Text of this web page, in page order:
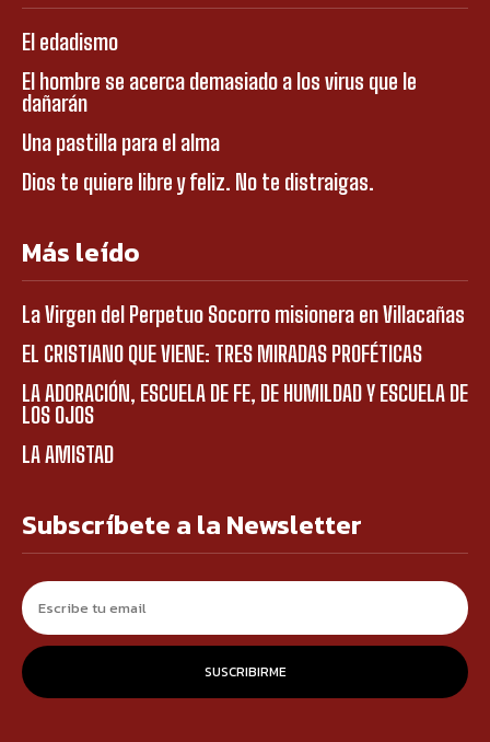
El edadismo
El hombre se acerca demasiado a los virus que le
dañarán
Una pastilla para el alma
Dios te quiere libre y feliz. No te distraigas.
Más leído
La Virgen del Perpetuo Socorro misionera en Villacañas
EL CRISTIANO QUE VIENE: TRES MIRADAS PROFÉTICAS
LA ADORACIÓN, ESCUELA DE FE, DE HUMILDAD Y ESCUELA DE
LOS OJOS
LA AMISTAD
Subscríbete a la Newsletter
SUSCRIBIRME